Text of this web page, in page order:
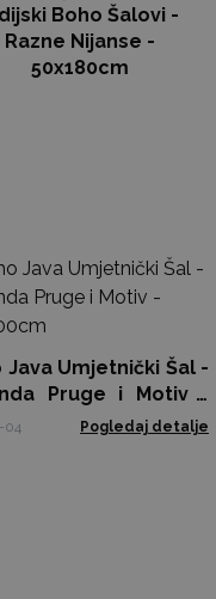
Boho Šalovi -
Razne Nijanse -
50x180cm
Java Umjetnički Šal -
Pruge i Motiv -
04 Pogledaj detalje